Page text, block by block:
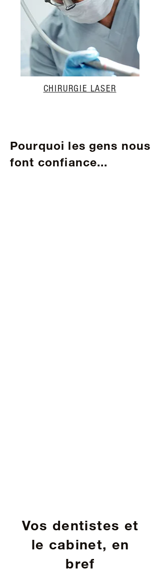
CHIRURGIE LASER
Pourquoi les gens nous
font confiance...
Vos dentistes et
le cabinet, en
bref